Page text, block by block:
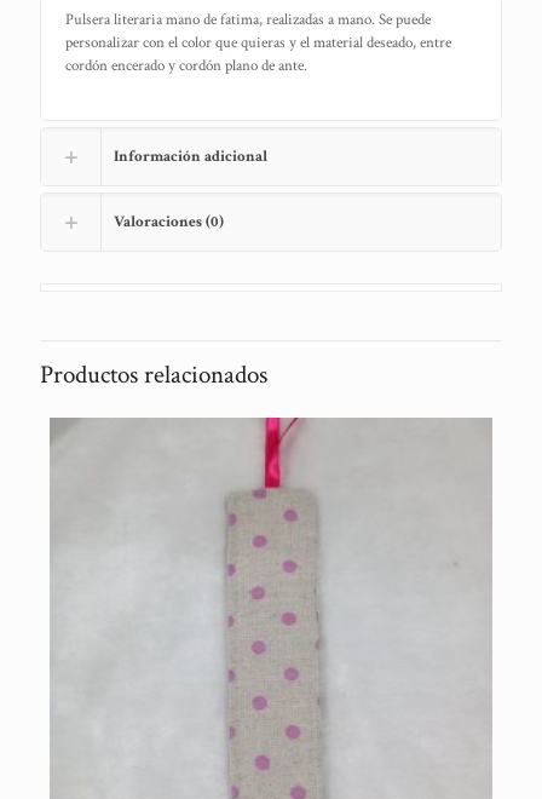
Pulsera literaria mano de fatima, realizadas a mano. Se puede
personalizar con el color que quieras y el material deseado, entre
cordón encerado y cordón plano de ante.
Información adicional
Valoraciones (0)
Productos relacionados